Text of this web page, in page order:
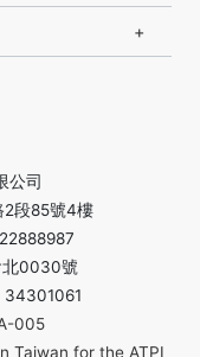
公司
2段85號4樓
北0030號
34301061
005
Taiwan for the ATPI